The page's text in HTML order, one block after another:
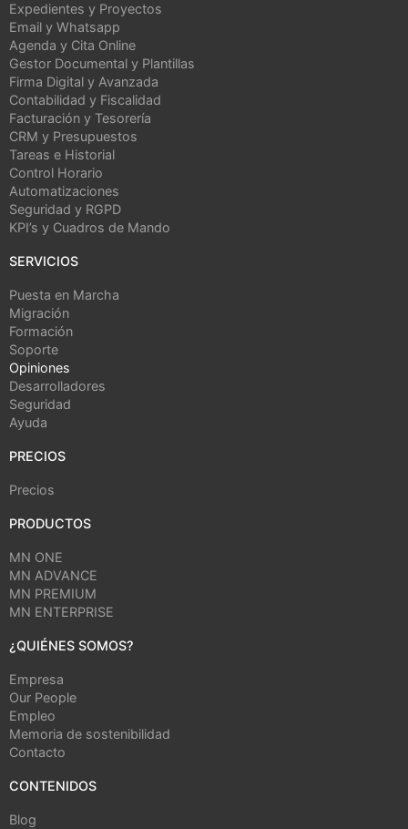
Expedientes y Proyectos
Email y Whatsapp
Agenda y Cita Online
Gestor Documental y Plantillas
Firma Digital y Avanzada
Contabilidad y Fiscalidad
Facturación y Tesorería
CRM y Presupuestos
Tareas e Historial
Control Horario
Automatizaciones
Seguridad y RGPD
KPI’s y Cuadros de Mando
SERVICIOS
Puesta en Marcha
Migración
Formación
Soporte
Opiniones
Desarrolladores
Seguridad
Ayuda
PRECIOS
Precios
PRODUCTOS
MN ONE
MN ADVANCE
MN PREMIUM
MN ENTERPRISE
¿QUIÉNES SOMOS?
Empresa
Our People
Empleo
Memoria de sostenibilidad
Contacto
CONTENIDOS
Blog